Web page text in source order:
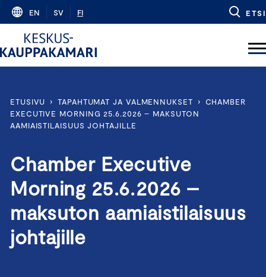
Skip
content
EN SV FI ETSI
ETUSIVU › TAPAHTUMAT JA VALMENNUKSET › CHAMBER
EXECUTIVE MORNING 25.6.2026 – MAKSUTON
AAMIAISTILAISUUS JOHTAJILLE
Chamber Executive
Morning 25.6.2026 –
maksuton aamiaistilaisuus
johtajille